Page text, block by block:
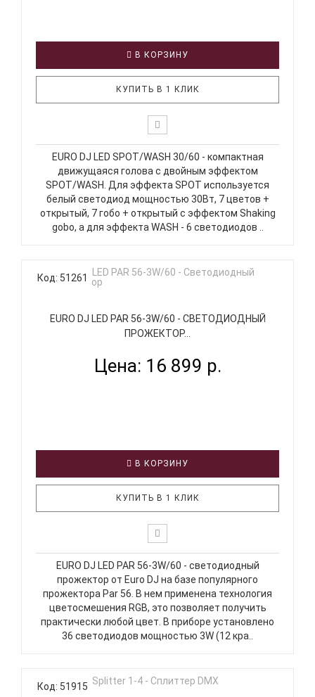
В КОРЗИНУ
КУПИТЬ В 1 КЛИК
EURO DJ LED SPOT/WASH 30/60 - компактная
движущаяся голова с двойным эффектом
SPOT/WASH. Для эффекта SPOT используется
белый светодиод мощностью 30Вт, 7 цветов +
открытый, 7 гобо + открытый с эффектом Shaking
gobo, а для эффекта WASH - 6 светодиодов ..
Код: 51261
EURO DJ LED PAR 56-3W/60 - СВЕТОДИОДНЫЙ
ПРОЖЕКТОР...
Цена: 16 899 р.
В КОРЗИНУ
КУПИТЬ В 1 КЛИК
EURO DJ LED PAR 56-3W/60 - светодиодный
прожектор от Euro DJ на базе популярного
прожектора Par 56. В нем применена технология
цветосмешения RGB, это позволяет получить
практически любой цвет. В приборе установлено
36 светодиодов мощностью 3W (12 кра..
Код: 51915